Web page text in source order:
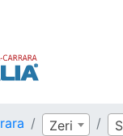
Zeri